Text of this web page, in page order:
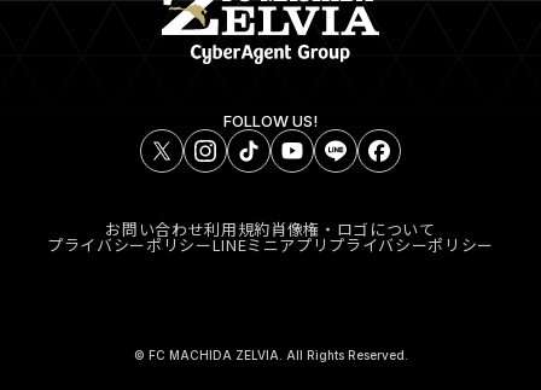
FOLLOW US!
お問い合わせ利用規約肖像権・ロゴについて
プライバシーポリシーLINEミニアプリプライバシーポリシー
© FC MACHIDA ZELVIA. All Rights Reserved.